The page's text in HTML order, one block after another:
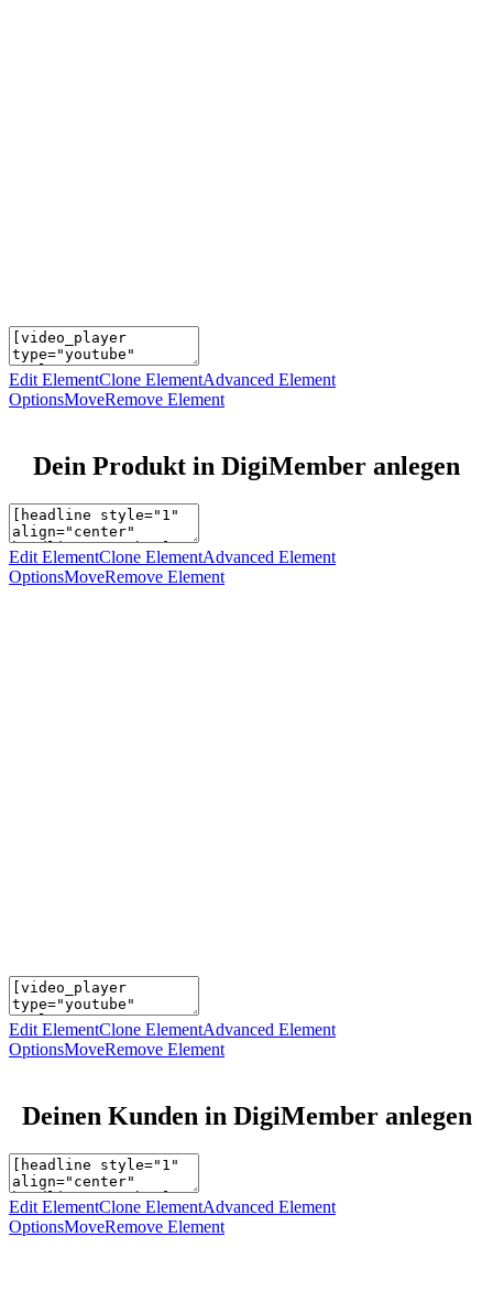
Edit ElementClone ElementAdvanced Element
OptionsMoveRemove Element
Dein Produkt in DigiMember anlegen
Edit ElementClone ElementAdvanced Element
OptionsMoveRemove Element
Edit ElementClone ElementAdvanced Element
OptionsMoveRemove Element
Deinen Kunden in DigiMember anlegen
Edit ElementClone ElementAdvanced Element
OptionsMoveRemove Element